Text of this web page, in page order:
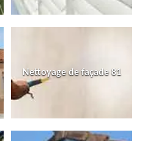
Nettoyage de façade 81